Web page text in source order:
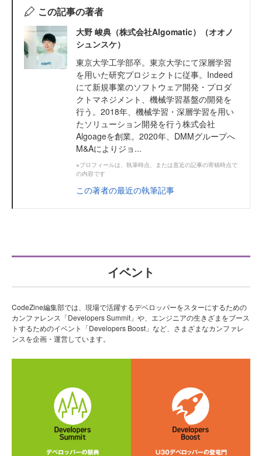
この記事の著者
大野 峻典（株式会社Algomatic）（オオノ
シュンスケ）
東京大学工学部卒。東京大学にて深層学習
を用いた研究プロジェクトに従事。Indeed
にて新規事業のソフトウェア開発・プロダ
クトマネジメント、機械学習基盤の開発を
行う。2018年、機械学習・深層学習を用い
たソリューション開発を行う株式会社
Algoageを創業。2020年、DMMグループへ
M&Aによりジョ...
※プロフィールは、執筆時点、または直近の記事の寄稿時点で
の内容です
この著者の最近の執筆記事
イベント
CodeZine編集部では、現場で活躍するデベロッパーをスターにするための
カンファレンス「Developers Summit」や、エンジニアの生きざまをブース
トするためのイベント「Developers Boost」など、さまざまなカンファレ
ンスを企画・運営しています。